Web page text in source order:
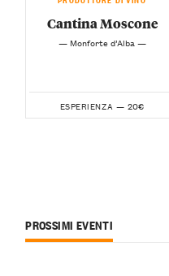
Cantina Moscone
— Monforte d’Alba —
ESPERIENZA — 20€
PROSSIMI EVENTI